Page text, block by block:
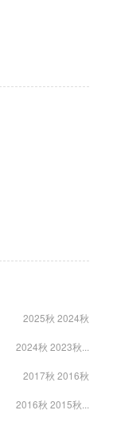
2025秋 2024秋
2024秋 2023秋...
2017秋 2016秋
2016秋 2015秋...